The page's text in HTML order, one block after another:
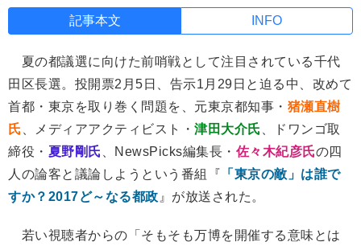
記事本文 INFO
夏の都議選に向けた前哨戦として注目されている千代
田区長選。投開票2月5日、告示1月29日と迫る中、改めて
首都・東京を取り巻く問題を、元東京都知事・ 猪瀬直樹
氏 、メディアアクティビスト・ 津田大介氏 、ドワンゴ取
締役・ 夏野剛氏 、NewsPicks編集長・ 佐々木紀彦氏の四
人の論客と議論しようという番組『 「東京の敵」は誰で
すか？2017ど～なる都政 』が放送された。
若い視聴者からの「そもそも万博を開催する意味とは